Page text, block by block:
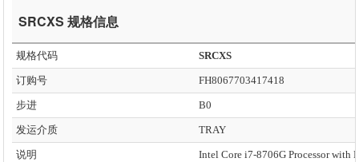
SRCXS 规格信息
规格代码 SRCXS
订购号 FH8067703417418
步进 B0
发运介质 TRAY
说明